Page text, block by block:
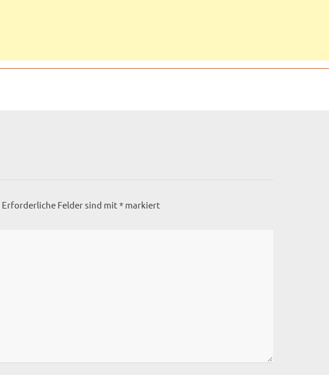
Erforderliche Felder sind mit* markiert